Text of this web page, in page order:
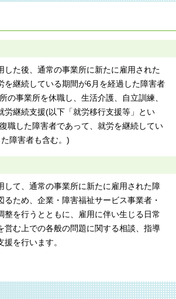
した後、通常の事業所に新たに雇用された
を継続している期間が6月を経過した障害者
の事業所を休職し、生活介護、自立訓練、
労継続支援(以下「就労移行支援等」とい
職した障害者であって、就労を継続してい
障害者も含む。)
して、通常の事業所に新たに雇用された障
るため、企業・障害福祉サービス事業者・
整を行うとともに、雇用に伴い生じる日常
営む上での各般の問題に関する相談、指導
を行います。